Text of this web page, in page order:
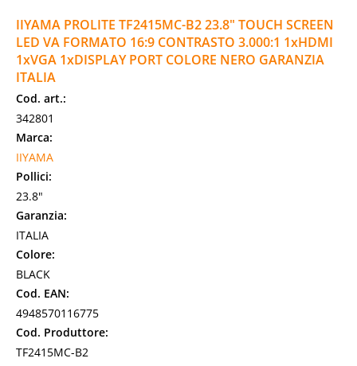
IIYAMA PROLITE TF2415MC-B2 23.8" TOUCH SCREEN
LED VA FORMATO 16:9 CONTRASTO 3.000:1 1xHDMI
1xVGA 1xDISPLAY PORT COLORE NERO GARANZIA
ITALIA
Cod. art.:
342801
Marca:
IIYAMA
Pollici:
23.8"
Garanzia:
ITALIA
Colore:
BLACK
Cod. EAN:
4948570116775
Cod. Produttore:
TF2415MC-B2